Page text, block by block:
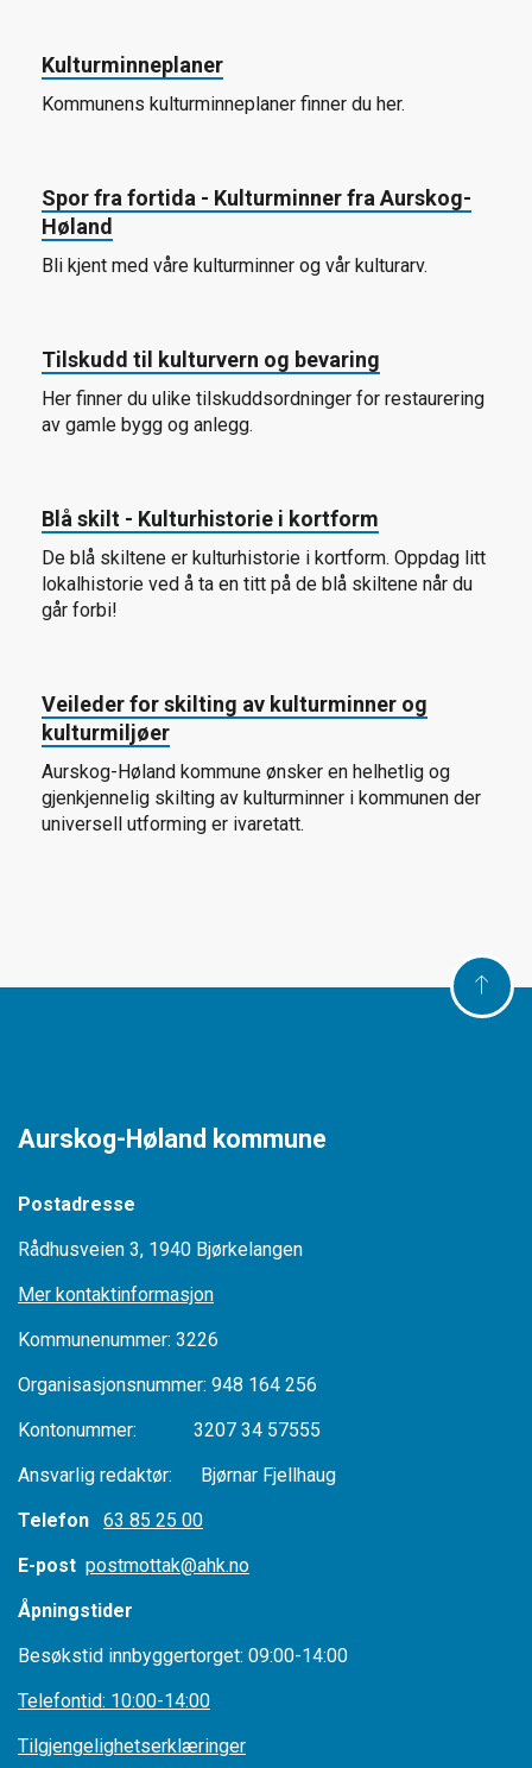
Kulturminneplaner
Kommunens kulturminneplaner finner du her.
Spor fra fortida - Kulturminner fra Aurskog-
Høland
Bli kjent med våre kulturminner og vår kulturarv.
Tilskudd til kulturvern og bevaring
Her finner du ulike tilskuddsordninger for restaurering
av gamle bygg og anlegg.
Blå skilt - Kulturhistorie i kortform
De blå skiltene er kulturhistorie i kortform. Oppdag litt
lokalhistorie ved å ta en titt på de blå skiltene når du
går forbi!
Veileder for skilting av kulturminner og
kulturmiljøer
Aurskog-Høland kommune ønsker en helhetlig og
gjenkjennelig skilting av kulturminner i kommunen der
universell utforming er ivaretatt.
Aurskog-Høland kommune
Postadresse
Rådhusveien 3, 1940 Bjørkelangen
Mer kontaktinformasjon
Kommunenummer: 3226
Organisasjonsnummer: 948 164 256
Kontonummer: 3207 34 57555
Ansvarlig redaktør: Bjørnar Fjellhaug
Telefon 63 85 25 00
E-post postmottak@ahk.no
Åpningstider
Besøkstid innbyggertorget: 09:00-14:00
Telefontid: 10:00-14:00
Tilgjengelighetserklæringer